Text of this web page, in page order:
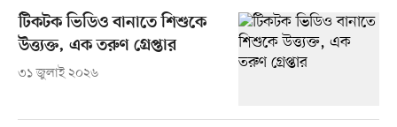
টিকটক ভিডিও বানাতে শিশুকে
উত্ত্যক্ত, এক তরুণ গ্রেপ্তার
৩১ জুলাই ২০২৬